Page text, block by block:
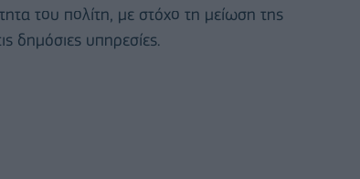
του πολίτη, με στόχο τη μείωση της
δημόσιες υπηρεσίες.